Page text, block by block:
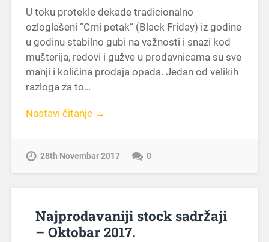
U toku protekle dekade tradicionalno
ozloglašeni “Crni petak” (Black Friday) iz godine
u godinu stabilno gubi na važnosti i snazi kod
mušterija, redovi i gužve u prodavnicama su sve
manji i količina prodaja opada. Jedan od velikih
razloga za to…
Nastavi čitanje →
28th Novembar 2017 0
Najprodavaniji stock sadržaji
– Oktobar 2017.